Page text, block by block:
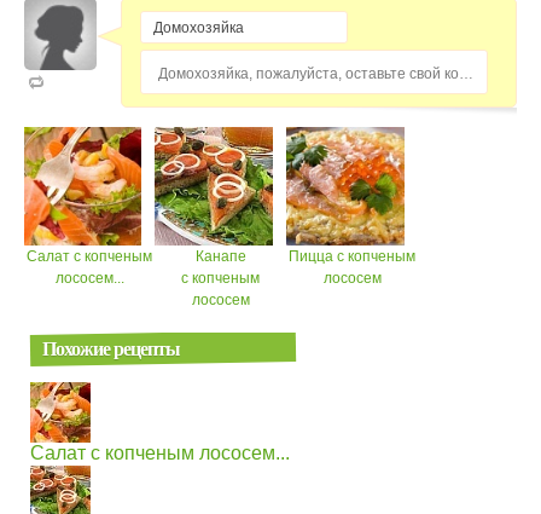
Домохозяйка, пожалуйста, оставьте свой комментарий...
Салат с копченым
лососем...
Канапе
с копченым
лососем
Пицца с копченым
лососем
Похожие рецепты
Салат с копченым лососем...